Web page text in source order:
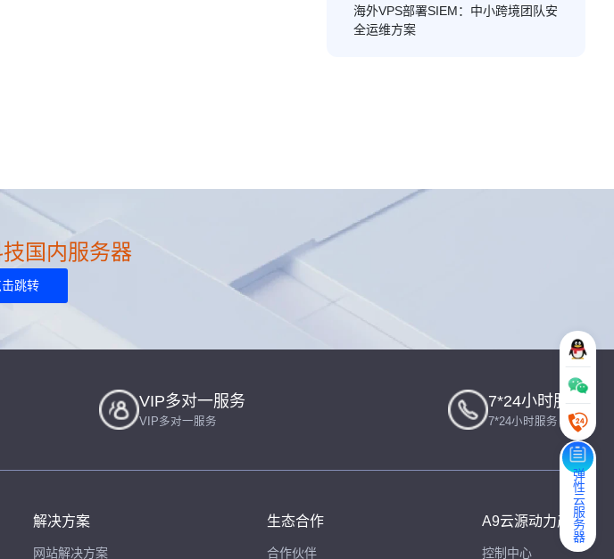
海外VPS部署SIEM：中小跨境团队安
全运维方案
弹性云服务器
国内服务器
击跳转
VIP多对一服务
VIP多对一服务
7*24小时服务
7*24小时服务
解决方案
网站解决方案
生态合作
合作伙伴
A9云源动力产品
控制中心